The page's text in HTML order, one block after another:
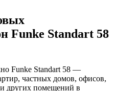
Funke Standart 58
Funke Standart 58 —
частных домов, офисов,
других помещений в